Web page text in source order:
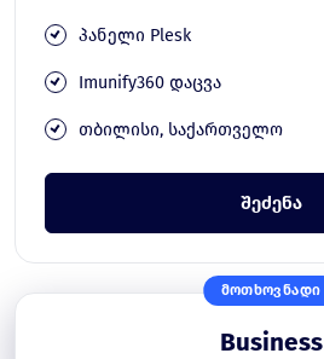
პანელი Plesk
Imunify360 დაცვა
თბილისი, საქართველო
შეძენა
ᲛᲝᲗᲮᲝᲕᲜᲐᲓᲘ
Business